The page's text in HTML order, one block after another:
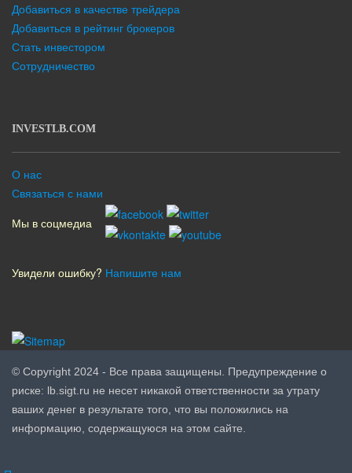
Добавиться в качестве трейдера
Добавиться в рейтинг брокеров
Стать инвестором
Сотрудничество
INVESTLB.COM
О нас
Связаться с нами
Мы в соцмедиа
Увидели ошибку? Напишите нам
© Copyright 2024 - Все права защищены. Предупреждение о
риске: lb.sigt.ru не несет никакой ответственности за утрату
ваших денег в результате того, что вы положились на
информацию, содержащуюся на этом сайте.